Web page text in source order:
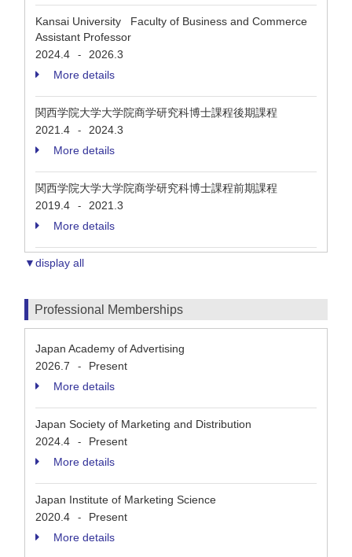
Kansai University Faculty of Business and Commerce
Assistant Professor
2024.4
-
2026.3
More details
関西学院大学大学院商学研究科博士課程後期課程
2021.4
-
2024.3
More details
関西学院大学大学院商学研究科博士課程前期課程
2019.4
-
2021.3
More details
▼display all
Professional Memberships
Japan Academy of Advertising
2026.7
-
Present
More details
Japan Society of Marketing and Distribution
2024.4
-
Present
More details
Japan Institute of Marketing Science
2020.4
-
Present
More details